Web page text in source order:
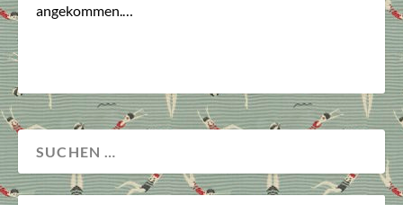
angekommen.…